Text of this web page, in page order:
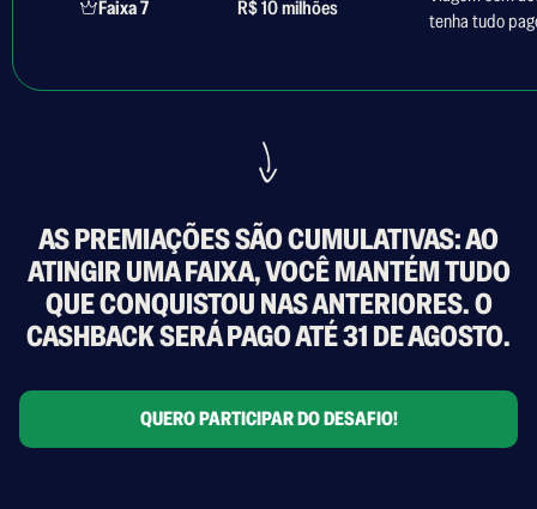
Faixa 7 R$ 10 milhões
tenha tudo
AS PREMIAÇÕES SÃO CUMULATIVAS: AO
ATINGIR UMA FAIXA, VOCÊ MANTÉM TUDO
QUE CONQUISTOU NAS ANTERIORES. O
CASHBACK SERÁ PAGO ATÉ 31 DE AGOSTO.
QUERO PARTICIPAR DO DESAFIO!